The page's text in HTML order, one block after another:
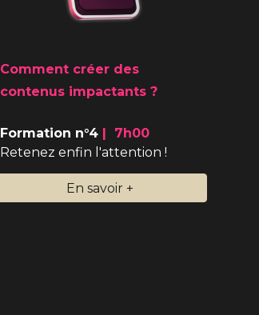
Comment créer des
contenus impactants?
Formation n°4 7 h00
Retenez enfin l'attention !
En savoir +